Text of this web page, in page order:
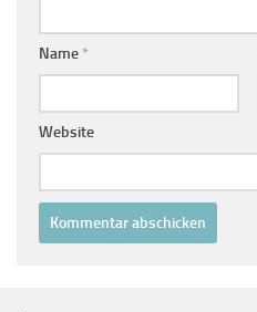
Name *
Website